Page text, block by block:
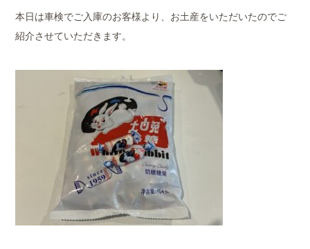
本日は車検でご入庫のお客様より、お土産をいただいたのでご
紹介させていただきます。